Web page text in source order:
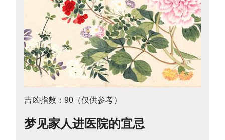
吉凶指数：90（仅供参考）
梦见家人进医院的宜忌